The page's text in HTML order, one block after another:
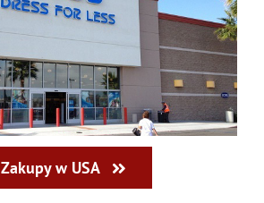
Zakupy w USA